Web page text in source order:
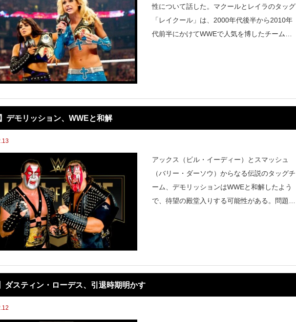
性について話した。マクールとレイラのタッグ
「レイクール」は、2000年代後半から2010年
代前半にかけてWWEで人気を博したチームだ
デモリッション、WWEと和解
アックス（ビル・イーディー）とスマッシュ
（バリー・ダーソウ）からなる伝説のタッグチ
ーム、デモリッションはWWEと和解したよう
で、待望の殿堂入りする可能性がある。問題
ダスティン・ローデス、引退時期明かす